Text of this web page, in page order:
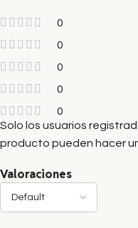
0
0
0
0
0
Valoraciones
Solo los usuarios
producto pueden hacer